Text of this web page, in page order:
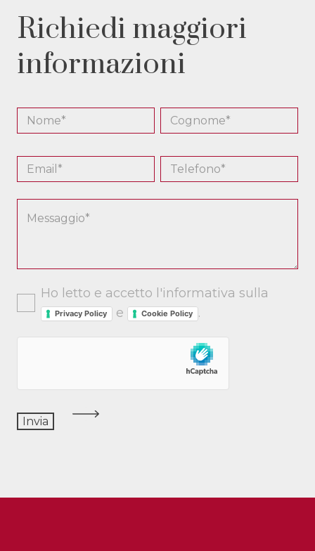
Richiedi maggiori
informazioni
Ho letto e accetto l'informativa sulla
Privacy Policy e Cookie Policy .